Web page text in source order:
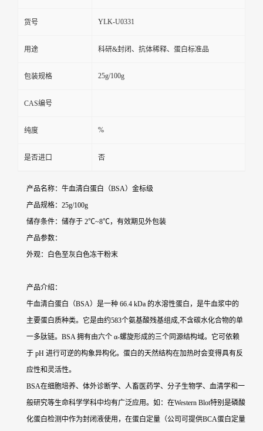
货号 YLK-U0331
用途 科研&封闭、抗体稀释、蛋白标准品
包装规格 25g/100g
CAS编号
纯度 %
是否进口 否
产品名称：牛血清白蛋白（BSA）金标级
产品规格：25g/100g
储存条件：储存于 2℃~8℃，有效期见外包装
产品参数：
外观：白色至灰白色冻干粉末
产品介绍：
牛血清白蛋白（BSA）是一种 66.4 kDa 的水溶性蛋白，是牛血浆中的
主要蛋白质种类。它是由约583个氨基酸残基组成,不含碳水化合物的单
一多肽链。BSA 拥有由六个 α-螺旋形成的三个同源结构域。它可依赖
于 pH 进行可逆的构象异构化。蛋白的天然结构在加热时会变得具有反
应性和灵活性。
BSA在细胞培养、体外诊断学、人畜医药学、分子生物学、血清学和一
般研究等生命科学学科中均有广泛应用。如：在Western Blot特别是磷酸
化蛋白检测中作为封闭液使用，在蛋白定量（公司可提供BCA蛋白定量